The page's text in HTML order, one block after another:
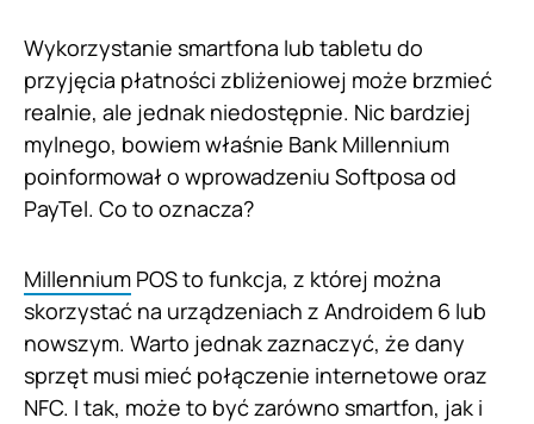
Wykorzystanie smartfona lub tabletu do
przyjęcia płatności zbliżeniowej może brzmieć
realnie, ale jednak niedostępnie. Nic bardziej
mylnego, bowiem właśnie Bank Millennium
poinformował o wprowadzeniu Softposa od
PayTel. Co to oznacza?
Millennium POS to funkcja, z której można
skorzystać na urządzeniach z Androidem 6 lub
nowszym. Warto jednak zaznaczyć, że dany
sprzęt musi mieć połączenie internetowe oraz
NFC. I tak, może to być zarówno smartfon, jak i